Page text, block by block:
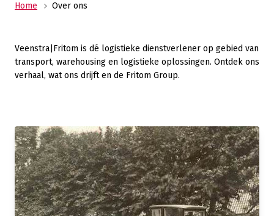
Home Over ons
Veenstra|Fritom is dé logistieke dienstverlener op gebied van
transport, warehousing en logistieke oplossingen. Ontdek ons
verhaal, wat ons drijft en de Fritom Group.